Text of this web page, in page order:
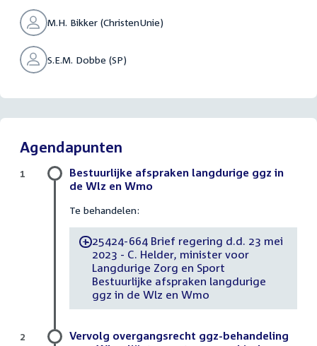
M.H. Bikker (ChristenUnie)
S.E.M. Dobbe (SP)
Agendapunten
Bestuurlijke afspraken langdurige ggz in
de Wlz en Wmo
Te behandelen:
-25424-664 Brief regering d.d. 23 mei
2023 - C. Helder, minister voor
Langdurige Zorg en Sport
Bestuurlijke afspraken langdurige
ggz in de Wlz en Wmo
1
Vervolg overgangsrecht ggz-behandeling
2